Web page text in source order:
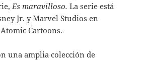
Es maravilloso. La serie está
Jr. y Marvel Studios en
Cartoons.
una amplia colección de